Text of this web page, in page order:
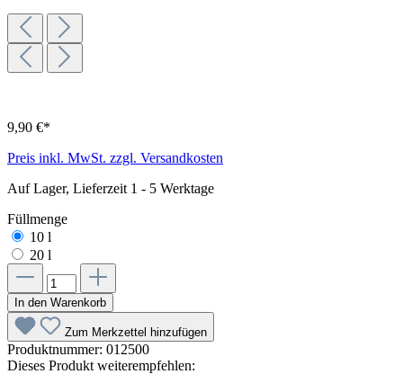
9,90 €*
Preis inkl. MwSt. zzgl. Versandkosten
Auf Lager, Lieferzeit 1 - 5 Werktage
Füllmenge
10 l
20 l
In den Warenkorb
Zum Merkzettel hinzufügen
Produktnummer: 012500
Dieses Produkt weiterempfehlen: